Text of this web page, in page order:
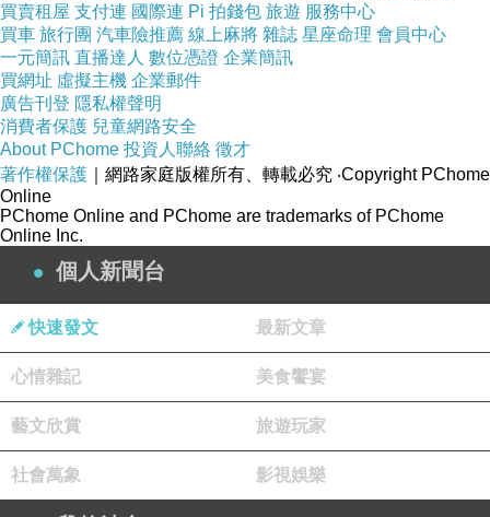
青蓮院在知恩院附近，原來有皇室駐蹕過，被稱為京都寺院裡的五大
「門跡」之一。
青蓮院遊客頗多，面對庭院的主要槅間，有人瀏覽欣賞門扉上新畫的蓮
花蓮葉裝飾，有人靜坐石庭前，望著階下一簇青苔發呆，像是靜觀南朝
書跡裡一方墨暈。
青蓮院範圍頗大，沿著石庭、叢林、水池，有廊道連串幾個主建築。庭
院後方的「宸殿」，遊客少，寂靜素樸。或許也曾經有過喧譁繽紛吧，
繪的白色蝴蝶，彷彿在木紋間仍然努力振翅欲飛。（圖二）
買賣租屋 支付連 國際連 Pi 拍錢包 旅遊 服務中心
買車 旅行團 汽車險推薦 線上麻將 雜誌 星座命理 會員中心
一元簡訊 直播達人 數位憑證 企業簡訊
買網址 虛擬主機 企業郵件
廣告刊登 隱私權聲明
消費者保護 兒童網路安全
About PChome 投資人聯絡 徵才
著作權保護 ｜網路家庭版權所有、轉載必究 ‧Copyright PChome
Online
PChome Online and PChome are trademarks of PChome
Online Inc.
個人新聞台
快速發文 最新文章
心情雜記 美食饗宴
藝文欣賞 旅遊玩家
社會萬象 影視娛樂